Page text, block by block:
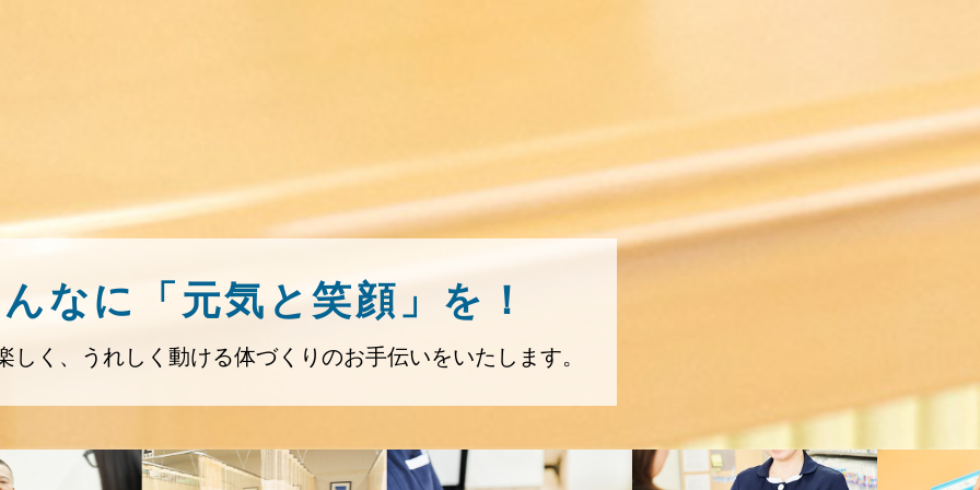
なに「元気と笑顔」を！
しく、うれしく動ける体づくりのお手伝いをいたします。